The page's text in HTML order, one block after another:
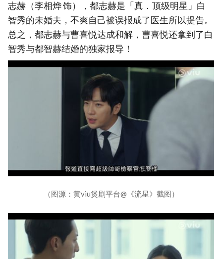
志赫（李相烨 饰），都志赫是「真．顶级明星」白
智秀的未婚夫，不爽自己被误报成了医生所以提告。
总之，都志赫与曹喜悦达成和解，曹喜悦还拿到了白
智秀与都智赫结婚的独家报导！
（图源：黄viu煲剧平台@《流星》截图）